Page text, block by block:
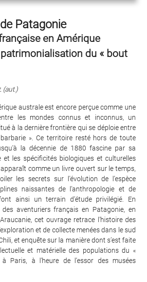
Patagonie
en Amérique
du « bout
(aut.)
australe est encore perçue comme une
les mondes connus et inconnus, un
à la dernière frontière qui se déploie entre
». Ce territoire resté hors de toute
la décennie de 1880 fascine par sa
et les spécificités biologiques et culturelles
comme un livre ouvert sur le temps,
les secrets sur l’évolution de l’espèce
naissantes de l’anthropologie et de
ainsi un terrain d’étude privilégié. En
aventuriers français en Patagonie, en
cet ouvrage retrace l’histoire des
et de collecte menées dans le sud
et enquête sur la manière dont s’est faite
et matérielle des populations du «
Paris, à l’heure de l’essor des musées